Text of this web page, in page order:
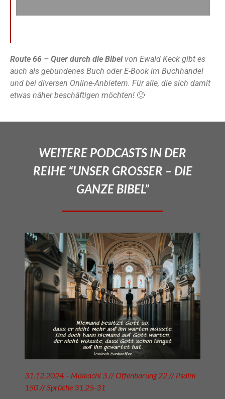
Route 66 – Quer durch die Bibel von Ewald Keck gibt es
auch als gebundenes Buch oder E-Book im Buchhandel
und bei diversen Online-Anbietern. Für alle, die sich damit
etwas näher beschäftigen möchten! 🙂
WEITERE PODCASTS IN DER
REIHE “UNSER GROSSER – DIE
GANZE BIBEL”
31.12.2024 – Maleachi 3 // Offenbarung 22 // Psalm
150 // Sprüche 31,25-31